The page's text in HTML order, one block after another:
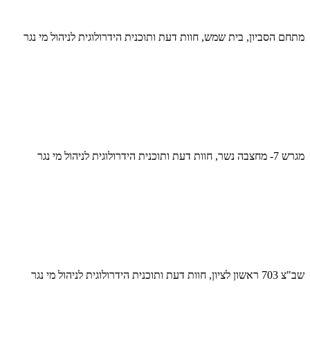
מתחם הסביון, בית שמש, חוות דעת ותוכנית הידרולוגית לניהול מי נגר
מגרש 7- מחצבה נשר, חוות דעת ותוכנית הידרולוגית לניהול מי נגר
שב"צ 703 ראשון לציון, חוות דעת ותוכנית הידרולוגית לניהול מי נגר